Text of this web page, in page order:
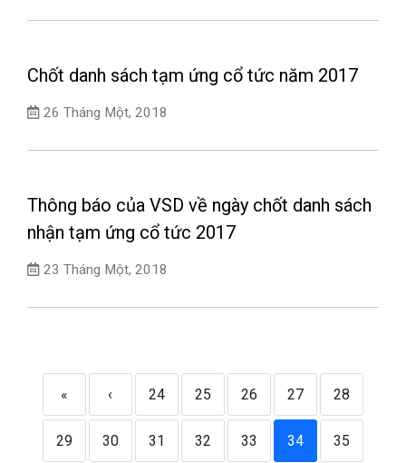
Chốt danh sách tạm ứng cổ tức năm 2017
26 Tháng Một, 2018
Thông báo của VSD về ngày chốt danh sách
nhận tạm ứng cổ tức 2017
23 Tháng Một, 2018
« ‹ 24 25 26 27 28
29 30 31 32 33 34 35